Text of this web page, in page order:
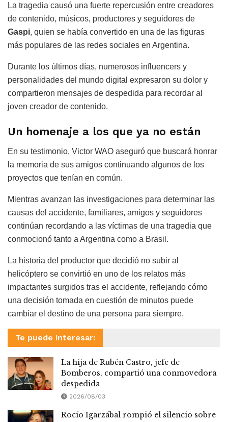
La tragedia causó una fuerte repercusión entre creadores
de contenido, músicos, productores y seguidores de
Gaspi, quien se había convertido en una de las figuras
más populares de las redes sociales en Argentina.
Durante los últimos días, numerosos influencers y
personalidades del mundo digital expresaron su dolor y
compartieron mensajes de despedida para recordar al
joven creador de contenido.
Un homenaje a los que ya no están
En su testimonio, Victor WAO aseguró que buscará honrar
la memoria de sus amigos continuando algunos de los
proyectos que tenían en común.
Mientras avanzan las investigaciones para determinar las
causas del accidente, familiares, amigos y seguidores
continúan recordando a las víctimas de una tragedia que
conmocionó tanto a Argentina como a Brasil.
La historia del productor que decidió no subir al
helicóptero se convirtió en uno de los relatos más
impactantes surgidos tras el accidente, reflejando cómo
una decisión tomada en cuestión de minutos puede
cambiar el destino de una persona para siempre.
Te puede interesar:
La hija de Rubén Castro, jefe de
Bomberos, compartió una conmovedora
despedida
2026/08/03
Rocío Igarzábal rompió el silencio sobre